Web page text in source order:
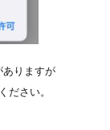
ありますが
ださい。